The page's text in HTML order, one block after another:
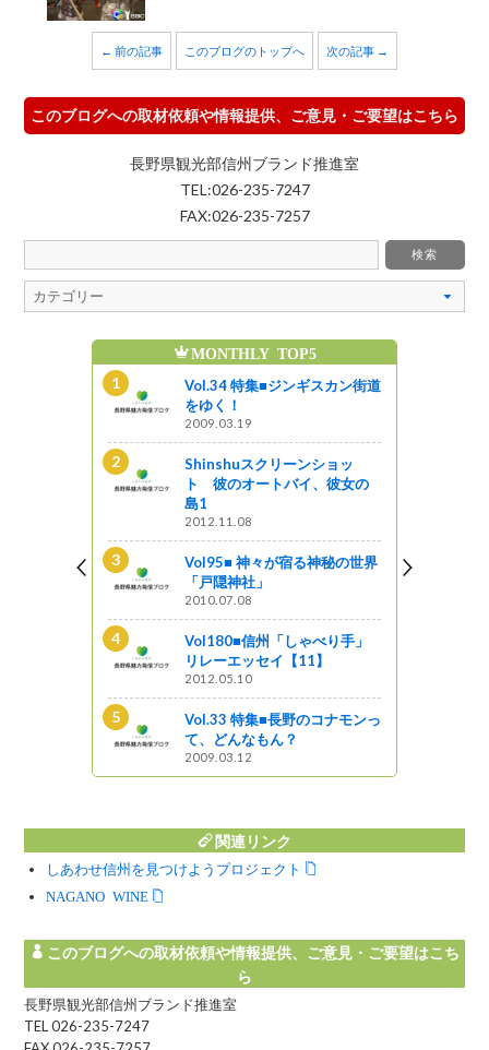
← 前の記事 このブログのトップへ 次の記事 →
このブログへの取材依頼や情報提供、ご意見・ご要望はこちら
長野県観光部信州ブランド推進室
TEL:026-235-7247
FAX:026-235-7257
MONTHLY TOP5
Vol.34 特集■ジンギスカン街道
をゆく！
2009.03.19
Shinshuスクリーンショッ
ト 彼のオートバイ、彼女の
島1
2012.11.08
Vol95■ 神々が宿る神秘の世界
「戸隠神社」
2010.07.08
Vol180■信州「しゃべり手」
リレーエッセイ【11】
2012.05.10
Vol.33 特集■長野のコナモンっ
て、どんなもん？
2009.03.12
関連リンク
しあわせ信州を見つけようプロジェクト
NAGANO WINE
このブログへの取材依頼や情報提供、ご意見・ご要望はこち
ら
長野県観光部信州ブランド推進室
TEL 026-235-7247